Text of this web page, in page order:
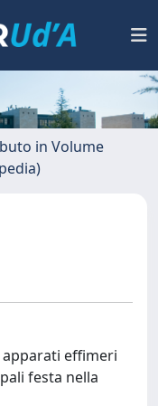
in Volume
effimeri
festa nella